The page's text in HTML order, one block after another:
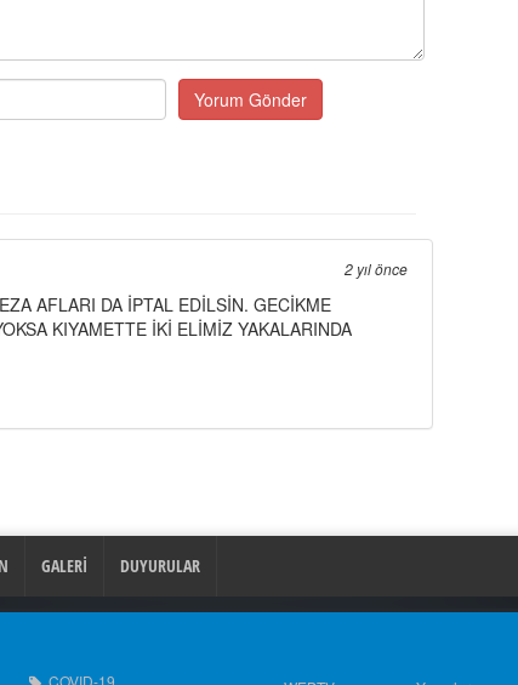
Yorum Gönder
2 yıl önce
AFLARI DA İPTAL EDİLSİN. GECİKME
KIYAMETTE İKİ ELİMİZ YAKALARINDA
GALERİ DUYURULAR
COVID-19